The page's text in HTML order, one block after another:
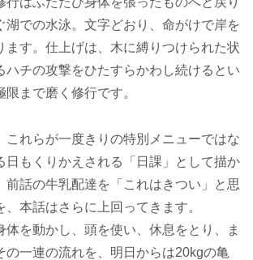
湖での水泳。文字どおり、命がけで岸を
ます。仕上げは、木に縛りつけられた状
ハチの攻撃をひたすらかわし続けるとい
限まで磨く修行です。
これらが一度きりの特別メニューではな
日もくりかえされる「日課」として描か
前話の牛乳配達を「これはきつい」と思
、本話はさらに上回ってきます。
体を動かし、頭を使い、休息をとり、ま
の一連の流れを、明日からは20kgの亀